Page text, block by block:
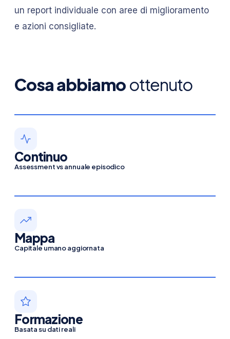
un report individuale con aree di miglioramento
e azioni consigliate.
Cosa abbiamo ottenuto
Continuo
Assessment vs annuale episodico
Mappa
Capitale umano aggiornata
Formazione
Basata su dati reali